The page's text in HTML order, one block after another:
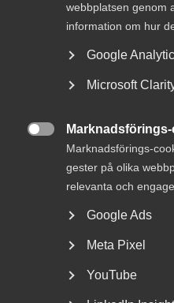
webbplatsen genom
information om hur
Google
Microsoft
Marknadsförings-
gester på olika
relevanta och
Google Ads
Meta Pixel
YouTube
Kontakta Almega
Arbetsgivarguiden
hjälper dig att göra rätt
Logga in
Bli medlem